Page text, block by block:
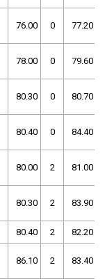
76.00 0 77.20
78.00 0 79.60
80.30 0 80.70
80.40 0 84.40
80.00 2 81.00
80.30 2 83.90
80.40 2 82.20
86.10 2 83.40